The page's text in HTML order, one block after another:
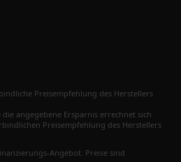
Preisempfehlung des Herstellers
angegebene Ersparnis errechnet sich
Preisempfehlung des Herstellers
Angebot. Preise sind